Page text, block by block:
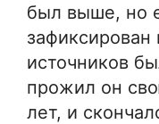
был выше, но
зафиксирован
источников
прожил он
лет, и